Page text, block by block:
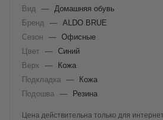
Вид —
Домашняя обувь
Бренд
— ALDO BRUE
Сезон
— Офисные
Цвет — Синий
Верх
—
Кожа
Подкладка
—
Кожа
Подошва
— Резина
Цена действительна только для